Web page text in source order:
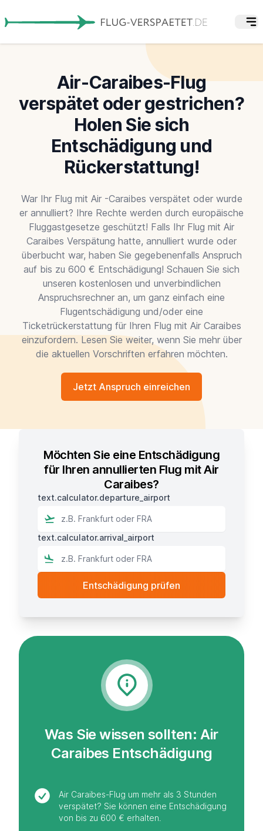
Air-Caraibes-Flug
verspätet oder gestrichen?
Holen Sie sich
Entschädigung und
Rückerstattung!
War Ihr Flug mit Air -Caraibes verspätet oder wurde
er annulliert? Ihre Rechte werden durch europäische
Fluggastgesetze geschützt! Falls Ihr Flug mit Air
Caraibes Verspätung hatte, annulliert wurde oder
überbucht war, haben Sie gegebenenfalls Anspruch
auf bis zu 600 € Entschädigung! Schauen Sie sich
unseren kostenlosen und unverbindlichen
Anspruchsrechner an, um ganz einfach eine
Flugentschädigung und/oder eine
Ticketrückerstattung für Ihren Flug mit Air Caraibes
einzufordern. Lesen Sie weiter, wenn Sie mehr über
die aktuellen Vorschriften erfahren möchten.
Jetzt Anspruch einreichen
Möchten Sie eine Entschädigung
für Ihren annullierten Flug mit Air
Caraibes?
text.calculator.departure_airport
text.calculator.arrival_airport
Was Sie wissen sollten: Air
Caraibes Entschädigung
Air Caraibes-Flug um mehr als 3 Stunden
verspätet? Sie können eine Entschädigung
von bis zu 600 € erhalten.